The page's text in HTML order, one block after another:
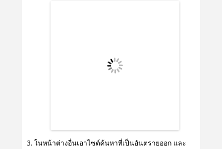
ในหน้าต่างอื่นเอาไซต์ค้นหาที่เป็นอันตรายออก และ